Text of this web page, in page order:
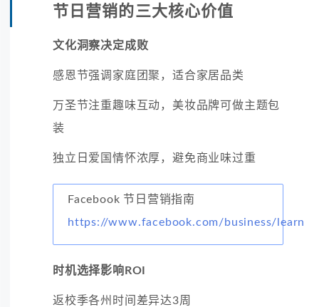
节日营销的三大核心价值
文化洞察决定成败
感恩节强调家庭团聚，适合家居品类
万圣节注重趣味互动，美妆品牌可做主题包
装
独立日爱国情怀浓厚，避免商业味过重
Facebook 节日营销指南
https://www.facebook.com/business/learn
时机选择影响ROI
返校季各州时间差异达3周